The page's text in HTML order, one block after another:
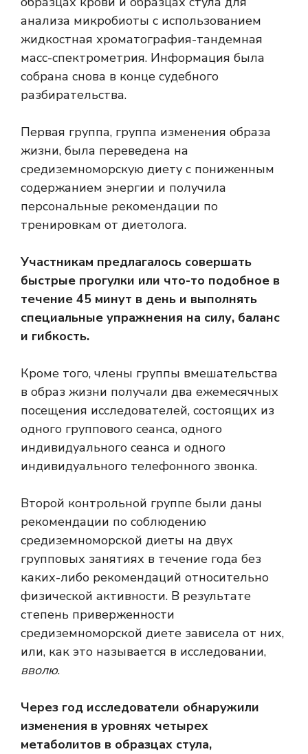
анализа микробиоты с использованием
жидкостная хроматография-тандемная
масс-спектрометрия. Информация была
собрана снова в конце судебного
разбирательства.
Первая группа, группа изменения образа
жизни, была переведена на
средиземноморскую диету с пониженным
содержанием энергии и получила
персональные рекомендации по
тренировкам от диетолога.
Участникам предлагалось совершать
быстрые прогулки или что-то подобное в
течение 45 минут в день и выполнять
специальные упражнения на силу, баланс
и гибкость.
Кроме того, члены группы вмешательства
в образ жизни получали два ежемесячных
посещения исследователей, состоящих из
одного группового сеанса, одного
индивидуального сеанса и одного
индивидуального телефонного звонка.
Второй контрольной группе были даны
рекомендации по соблюдению
средиземноморской диеты на двух
групповых занятиях в течение года без
каких-либо рекомендаций относительно
физической активности. В результате
степень приверженности
средиземноморской диете зависела от них,
или, как это называется в исследовании,
вволю.
Через год исследователи обнаружили
изменения в уровнях четырех
метаболитов в образцах стула,